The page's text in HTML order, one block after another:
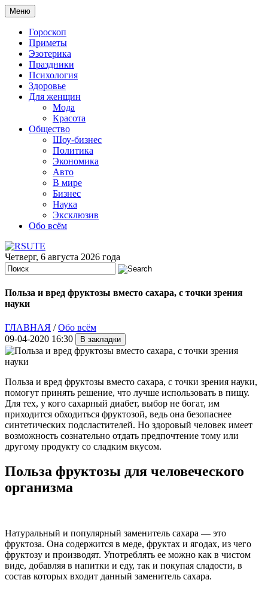
Меню
Гороскоп
Приметы
Эзотерика
Праздники
Психология
Здоровье
Для женщин
Мода
Красота
Общество
Шоу-бизнес
Политика
Экономика
Авто
В мире
Бизнес
Наука
Эксклюзив
Обо всём
Четверг, 6 августа 2026 года
Польза и вред фруктозы вместо сахара, с точки зрения
науки
ГЛАВНАЯ /Обо всём
09-04-2020 16:30
Польза и вред фруктозы вместо сахара, с точки зрения науки,
помогут принять решение, что лучше использовать в пищу.
Для тех, у кого сахарный диабет, выбор не богат, им
приходится обходиться фруктозой, ведь она безопаснее
синтетических подсластителей. Но здоровый человек имеет
возможность сознательно отдать предпочтение тому или
другому продукту со сладким вкусом.
Польза фруктозы для человеческого
организма
Натуральный и популярный заменитель сахара — это
фруктоза. Она содержится в меде, фруктах и ягодах, из чего
фруктозу и производят. Употреблять ее можно как в чистом
виде, добавляя в напитки и еду, так и покупая сладости, в
состав которых входит данный заменитель сахара.